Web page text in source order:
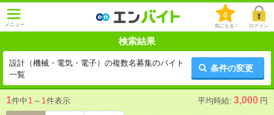
メニュー
0
気になる！ ログイン
検索結果
設計（機械・電気・電子）の複数名募集のバイト
一覧
条件の変更
1件中1 ～ 1件表示 平均時給: 3,000 円